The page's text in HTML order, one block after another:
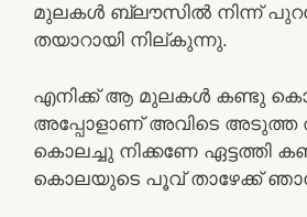
മുലകൾ ബ്ലൗസിൽ നിന്ന്
തയാറായി നില്കുന്നു.
എനിക്ക് ആ മുലകൾ കണ്ടു
അപ്പോളാണ് അവിടെ അടുത്ത
കൊലച്ചു നിക്കണേ ഏട്ടത്തി
കൊലയുടെ പൂവ് താഴേക്ക്